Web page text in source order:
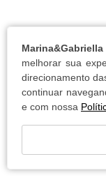
Marina&Gabriella
melhorar sua
direcionamento
continuar
e com nossa